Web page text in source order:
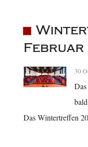
Februar
30
Das Wintertreffen